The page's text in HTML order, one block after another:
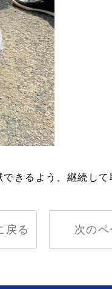
きるよう、継続して
戻る 次の